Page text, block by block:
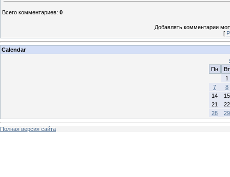
Всего комментариев: 0
Добавлять комментарии
[
Calendar
Пн
Вт
1
7
8
14
15
21
22
28
29
Полная версия сайта